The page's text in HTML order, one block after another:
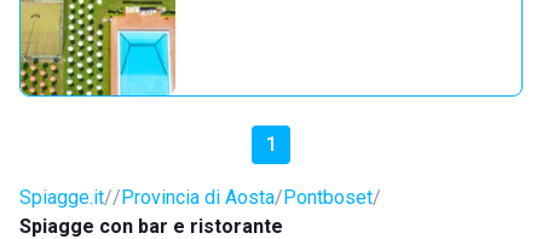
1
Spiagge.it Provincia di Aosta Pontboset
Spiagge con bar e ristorante